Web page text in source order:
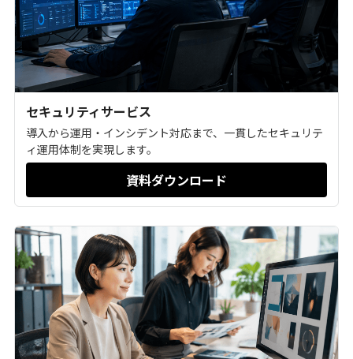
セキュリティサービス
導入から運用・インシデント対応まで、一貫したセキュリテ
ィ運用体制を実現します。
資料ダウンロード